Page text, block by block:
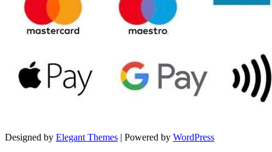
Designed by Elegant Themes | Powered by WordPress